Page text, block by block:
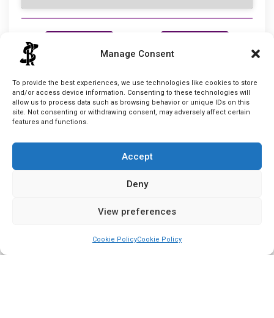
Manage Consent
To provide the best experiences, we use technologies like cookies to store
and/or access device information. Consenting to these technologies will
allow us to process data such as browsing behavior or unique IDs on this
site. Not consenting or withdrawing consent, may adversely affect certain
features and functions.
Accept
Deny
View preferences
Cookie PolicyCookie Policy